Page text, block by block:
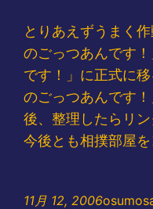
とりあえずうまく
のごっつあんです
です！」に正式に
のごっつあんです
後、整理したらリン
今後とも相撲部屋を
11月 12, 2006